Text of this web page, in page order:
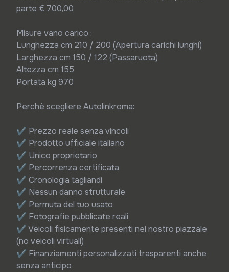
parte € 700,00
Misure vano carico :
Lunghezza cm 210 / 200 (Apertura carichi lunghi)
Larghezza cm 150 / 122 (Passaruota)
Altezza cm 155
Portata kg 970
Perchè scegliere Autolinkroma:
✔ Prezzo reale senza vincoli
✔ Prodotto ufficiale italiano
✔ Unico proprietario
✔ Percorrenza certificata
✔ Cronologia tagliandi
✔ Nessun danno strutturale
✔ Permuta del tuo usato
✔ Fotografie pubblicate reali
✔ Veicoli fisicamente presenti nel nostro piazzale
(no veicoli virtuali)
✔ Finanziamenti personalizzati trasparenti anche
senza anticipo